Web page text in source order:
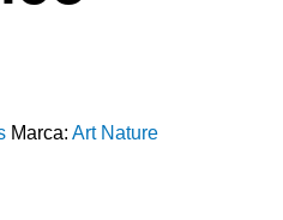
Marca: Art Nature